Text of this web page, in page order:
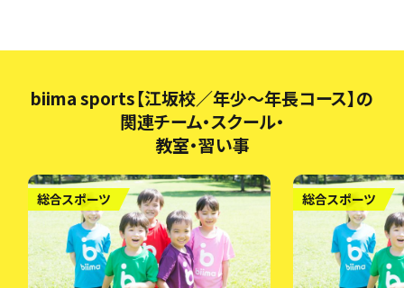
biima sports【江坂校／年少～年長コース】の
関連チーム・スクール・
教室・習い事
総合スポーツ 総合スポーツ